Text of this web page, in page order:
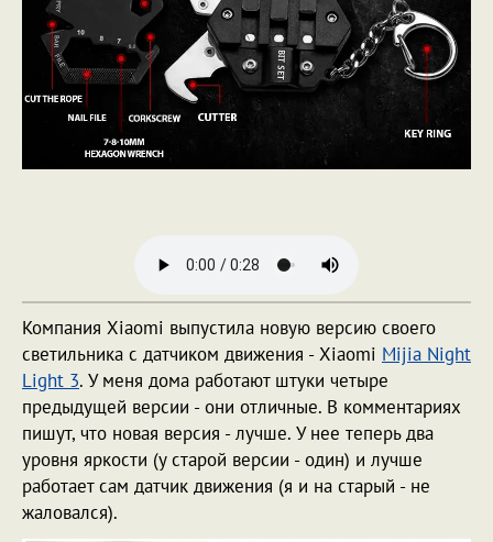
Компания Xiaomi выпустила новую версию своего
светильника с датчиком движения - Xiaomi Mijia Night
Light 3. У меня дома работают штуки четыре
предыдущей версии - они отличные. В комментариях
пишут, что новая версия - лучше. У нее теперь два
уровня яркости (у старой версии - один) и лучше
работает сам датчик движения (я и на старый - не
жаловался).